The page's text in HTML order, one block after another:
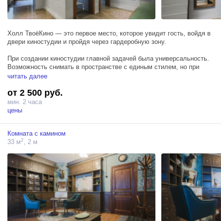
Холл ТвоёКино — это первое место, которое увидит гость, войдя в
двери киностудии и пройдя через гардеробную зону.
При создании киностудии главной задачей была универсальность.
Возможность снимать в пространстве с единым стилем, но при
этом, иметь возможность повернуться в любую сторону, под
Вот почему каждый угол, практически каждая стена имеют своё
оригинальное художественное решение.
Из холла можно попасть в сеты большого зала и перейти по
коридору, стены которого украсили старые и любимые кино афиши,
в бар/ресторан с верандой и малый зал.
С нетерпением ждём вас в гости!
читать далее
от 2 500 руб.
мин. 2 часа
цены
Комната с камином
33 м2 , 2 м